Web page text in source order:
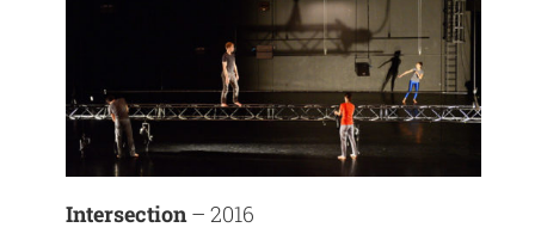
Intersection– 2016